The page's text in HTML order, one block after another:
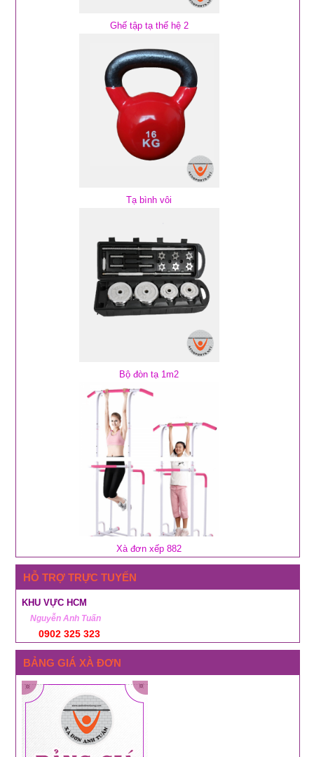
Ghế tập tạ thế hệ 2
Tạ bình vôi
Bộ đòn tạ 1m2
Xà đơn xếp 882
HỖ TRỢ TRỰC TUYẾN
KHU VỰC HCM
Nguyễn Anh Tuấn
0902 325 323
BẢNG GIÁ XÀ ĐƠN